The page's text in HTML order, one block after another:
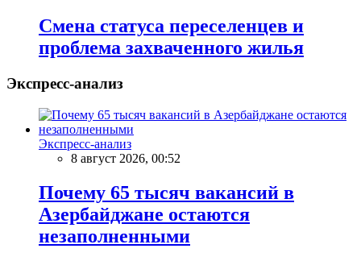
Смена статуса переселенцев и
проблема захваченного жилья
Экспресс-анализ
Экспресс-анализ
8 август 2026, 00:52
Почему 65 тысяч вакансий в
Азербайджане остаются
незаполненными